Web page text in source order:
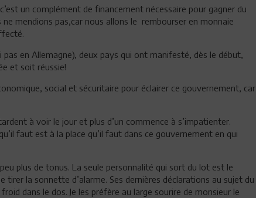
un complément de financement nécessaire pour gagner du
mendions pas,car nous allons le rembourser en monnaie
en Allemagne), deux pays qui ont manifesté, dès le début,
et soit réussie!
social et sécuritaire pour éclairer ce gouvernement, car
à voir le jour et plus d’un commence à s’impatienter.
faut est à la place qu’il faut dans ce gouvernement en qui
plus de tonus. La seule personnalité qui sort du lot est le
tirer la sonnette d’alarme. Ses dernières déclarations au sujet du
dans le dos. Je les préfère au large sourire de monsieur le